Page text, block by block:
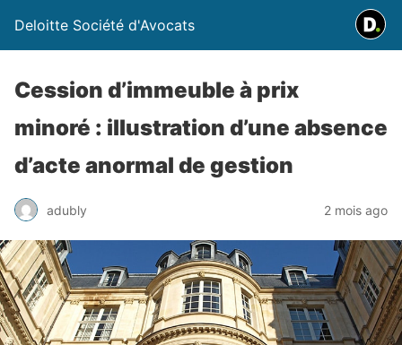
Deloitte Société d'Avocats
Cession d’immeuble à prix
minoré : illustration d’une absence
d’acte anormal de gestion
adubly 2 mois ago